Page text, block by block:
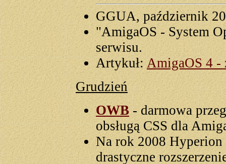
GGUA, październik
"AmigaOS - System
serwisu.
Artykuł: AmigaOS 4 -
Grudzień
OWB - darmowa
obsługą CSS dla
Na rok 2008 Hyperion
drastyczne